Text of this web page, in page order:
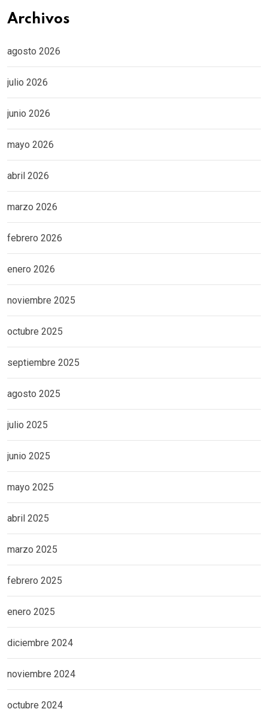
Archivos
agosto 2026
julio 2026
junio 2026
mayo 2026
abril 2026
marzo 2026
febrero 2026
enero 2026
noviembre 2025
octubre 2025
septiembre 2025
agosto 2025
julio 2025
junio 2025
mayo 2025
abril 2025
marzo 2025
febrero 2025
enero 2025
diciembre 2024
noviembre 2024
octubre 2024